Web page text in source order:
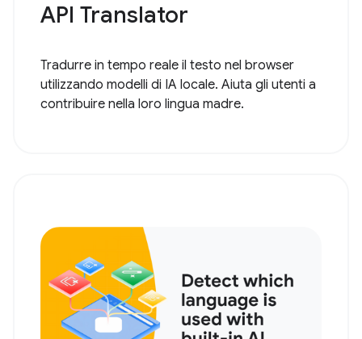
API Translator
Tradurre in tempo reale il testo nel browser
utilizzando modelli di IA locale. Aiuta gli utenti a
contribuire nella loro lingua madre.